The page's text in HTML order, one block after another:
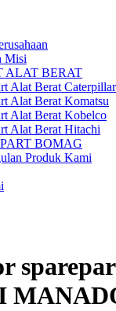
Misi
ALAT BERAT
Alat Berat Caterpillar
Alat Berat Komatsu
Alat Berat Kobelco
Alat Berat Hitachi
BOMAG
Produk Kami